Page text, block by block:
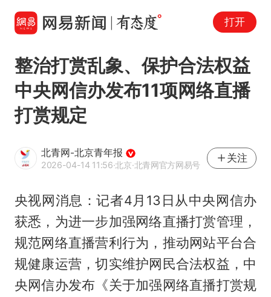
打开
整治打赏乱象、保护合法权益
中央网信办发布11项网络直播
打赏规定
北青网-北京青年报
2026-04-14 11:56·北京·北青网官方网易号
关注
央视网消息：记者4月13日从中央网信办
获悉，为进一步加强网络直播打赏管理，
规范网络直播营利行为，推动网站平台合
规健康运营，切实维护网民合法权益，中
央网信办发布《关于加强网络直播打赏规